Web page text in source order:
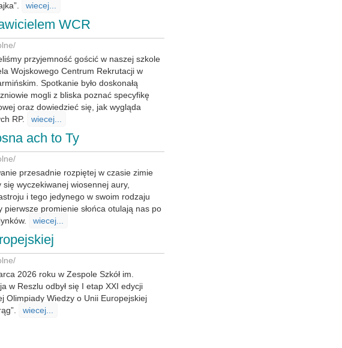
wiecej...
WCR
/
przyjemność gościć w naszej szkole
Wojskowego Centrum Rekrutacji w
Spotkanie było doskonałą
mogli z bliska poznać specyfikę
oraz dowiedzieć się, jak wygląda
RP.
wiecej...
ach to Ty
/
przesadnie rozpiętej w czasie zimie
się wyczekiwanej wiosennej aury,
i tego jedynego w swoim rodzaju
pierwsze promienie słońca otulają nas po
wiecej...
/
2026 roku w Zespole Szkół im.
w Reszlu odbył się I etap XXI edycji
Olimpiady Wiedzy o Unii Europejskiej
wiecej...